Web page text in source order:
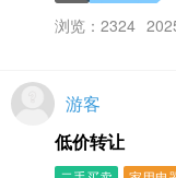
浏览：2324
游客
低价转让